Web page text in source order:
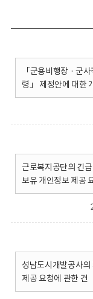
「군용비행장 · 군
령」 제정안에 대한
근로복지공단의 긴
보유 개인정보 제공
성남도시개발공사
제공 요청에 관한 건